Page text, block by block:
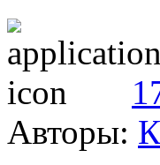
Авторы: